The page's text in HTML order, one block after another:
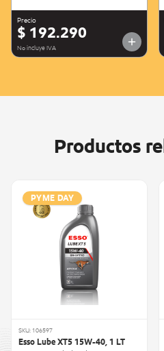
Precio
$ 192.290
No incluye IVA
Productos
PYME DAY
SKU: 106597
Esso Lube XT5 15W-40, 1 LT